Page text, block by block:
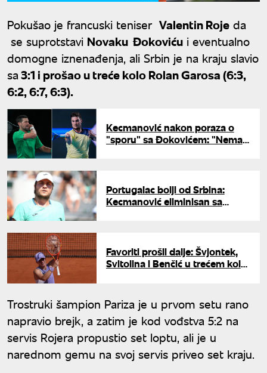
Pokušao je francuski teniser Valentin Roje da
se suprotstavi Novaku Đokoviću i eventualno
domogne iznenađenja, ali Srbin je na kraju slavio
sa3:1 i prošao u treće kolo Rolan Garosa (6:3,
6:2, 6:7, 6:3).
Kecmanović nakon poraza o
"sporu" sa Đokovićem: "Nema
Portugalac bolji od Srbina:
Kecmanović eliminisan sa
Favoriti prošli dalje: Švjontek,
Svitolina i Benčić u trećem kolu
Trostruki šampion Pariza je u prvom setu rano
napravio brejk, a zatim je kod vođstva 5:2 na
servis Rojera propustio set loptu, ali je u
narednom gemu na svoj servis priveo set kraju.